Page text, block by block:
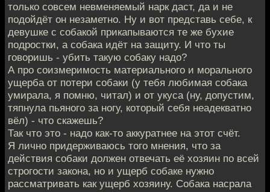
только совсем невменяемый нарк даст, да и не
подойдёт он незаметно. Ну и вот представь себе, к
девушке с собакой прикапываются те же бухие
подростки, а собака идёт на защиту. И что ты
говоришь - убить такую собаку надо?
А про соизмеримость материального и морального
ущерба от потери собаки (у тебя любимая собака
умирала, я помню, читал) и от укуса (ну, допустим,
тяпнула пьяного за ногу, который себя неадекватно
вёл) - что скажешь?
Так что это - надо как-то аккуратнее на этот счёт.
Я лично придерживаюсь того мнения, что за
действия собаки должен отвечать её хозяин по всей
строгости закона, но и ущерб собаке нужно
рассматривать как ущерб хозяину. Собака насрала